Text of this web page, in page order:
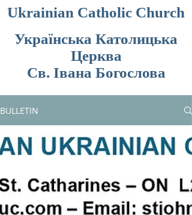
Ukrainian Catholic Church
Українська Католицька
Церква
Св. Івана Богослова
BULLETIN